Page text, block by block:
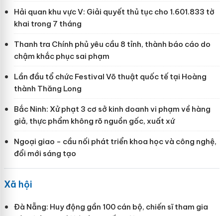
Hải quan khu vực V: Giải quyết thủ tục cho 1.601.833 tờ
khai trong 7 tháng
Thanh tra Chính phủ yêu cầu 8 tỉnh, thành báo cáo do
chậm khắc phục sai phạm
Lần đầu tổ chức Festival Võ thuật quốc tế tại Hoàng
thành Thăng Long
Bắc Ninh: Xử phạt 3 cơ sở kinh doanh vi phạm về hàng
giả, thực phẩm không rõ nguồn gốc, xuất xứ
Ngoại giao - cầu nối phát triển khoa học và công nghệ,
đổi mới sáng tạo
Xã hội
Đà Nẵng: Huy động gần 100 cán bộ, chiến sĩ tham gia